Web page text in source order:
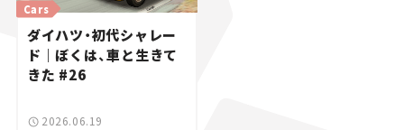
Cars
ダイハツ・初代シャレー
ド｜ぼくは、車と生きて
きた #26
2026.06.19